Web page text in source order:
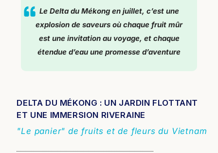
Le Delta du Mékong en juillet, c’est une
explosion de saveurs où chaque fruit mûr
est une invitation au voyage, et chaque
étendue d’eau une promesse d’aventure
DELTA DU MÉKONG : UN JARDIN FLOTTANT
ET UNE IMMERSION RIVERAINE
"Le panier" de fruits et de fleurs du Vietnam